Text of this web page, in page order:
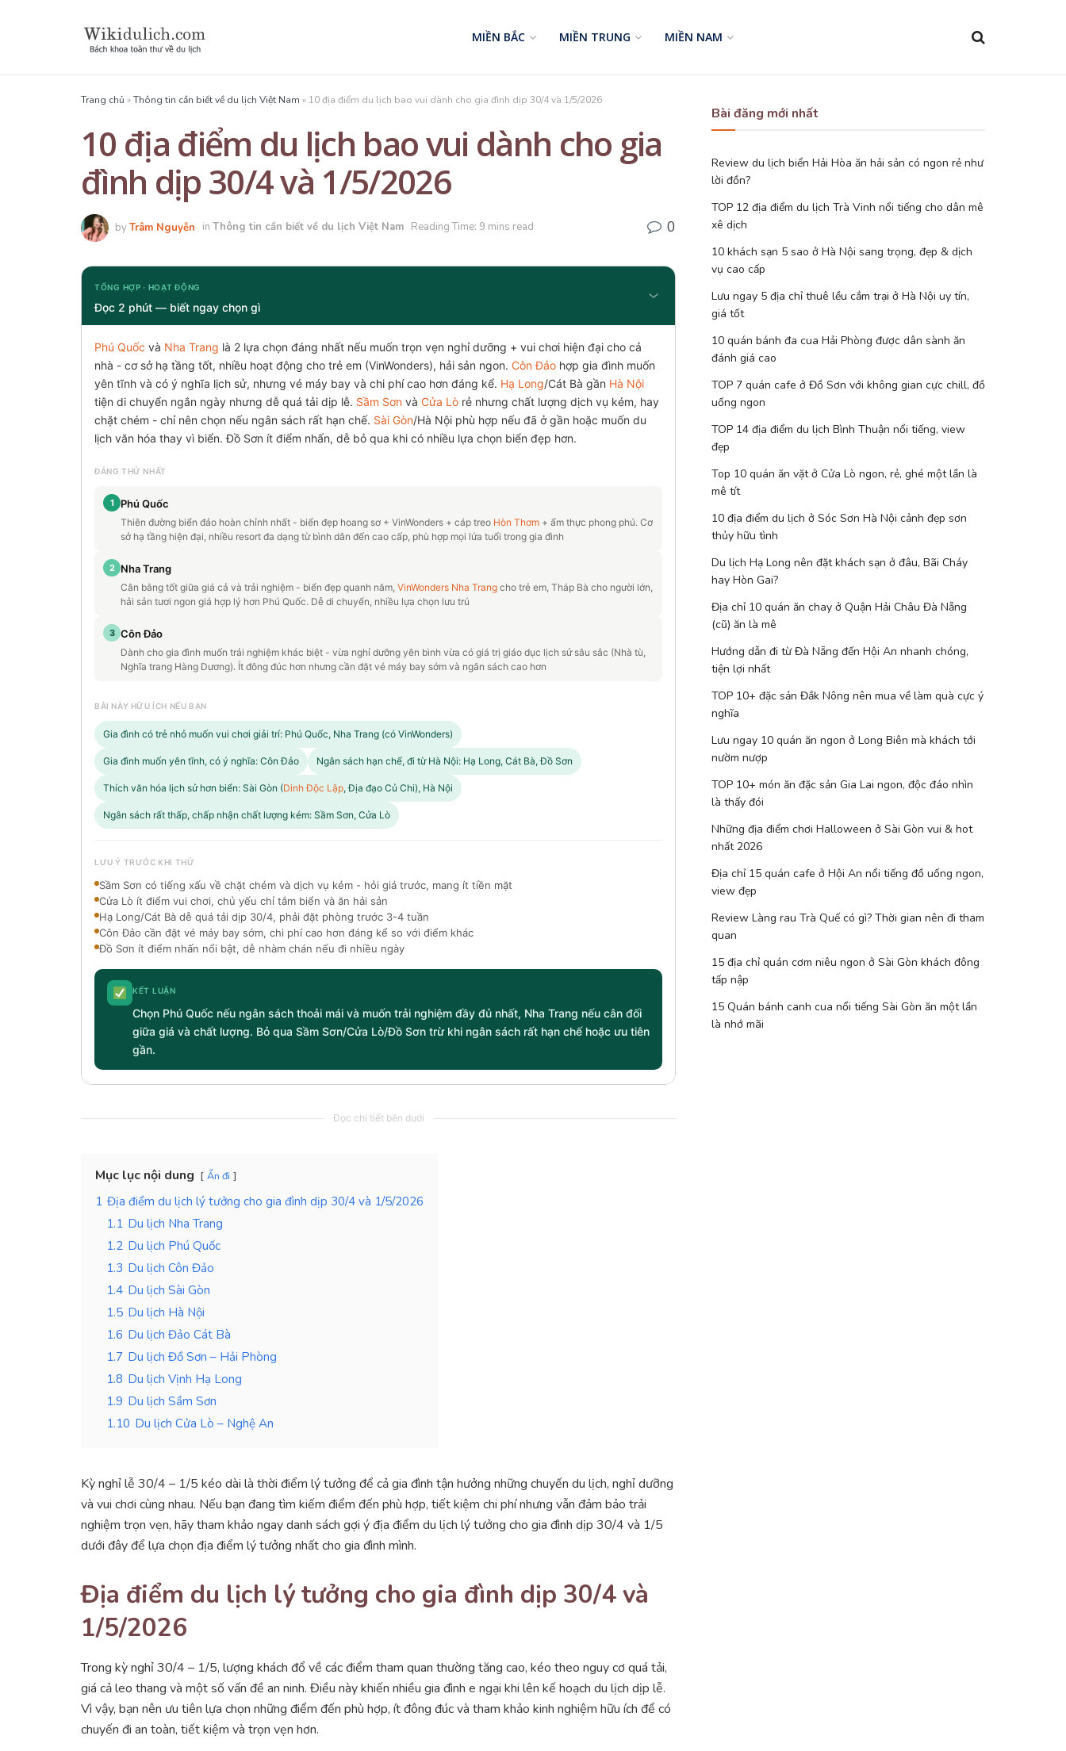
MIỀN BẮC MIỀN TRUNG MIỀN NAM
Trang chủ »Thông tin cần biết về du lịch Việt Nam » 10 địa điểm du lịch bao vui dành cho gia đình dịp 30/4 và 1/5/2026
10 địa điểm du lịch bao vui dành cho gia
đình dịp 30/4 và 1/5/2026
byTrâm Nguyễn in Thông tin cần biết về du lịch Việt Nam Reading Time: 9 mins read 0
TỔNG HỢP · HOẠT ĐỘNG
Đọc 2 phút — biết ngay chọn gì
Phú Quốc và Nha Trang là 2 lựa chọn đáng nhất nếu muốn trọn vẹn nghỉ dưỡng + vui chơi hiện đại cho cả
nhà - cơ sở hạ tầng tốt, nhiều hoạt động cho trẻ em (VinWonders), hải sản ngon. Côn Đảo hợp gia đình muốn
yên tĩnh và có ý nghĩa lịch sử, nhưng vé máy bay và chi phí cao hơn đáng kể. Hạ Long/Cát Bà gần Hà Nội
tiện di chuyển ngắn ngày nhưng dễ quá tải dịp lễ. Sầm Sơn và Cửa Lò rẻ nhưng chất lượng dịch vụ kém, hay
chặt chém - chỉ nên chọn nếu ngân sách rất hạn chế. Sài Gòn/Hà Nội phù hợp nếu đã ở gần hoặc muốn du
lịch văn hóa thay vì biển. Đồ Sơn ít điểm nhấn, dễ bỏ qua khi có nhiều lựa chọn biển đẹp hơn.
ĐÁNG THỬ NHẤT
1 Phú Quốc
Thiên đường biển đảo hoàn chỉnh nhất - biển đẹp hoang sơ + VinWonders + cáp treo Hòn Thơm + ẩm thực phong phú. Cơ
sở hạ tầng hiện đại, nhiều resort đa dạng từ bình dân đến cao cấp, phù hợp mọi lứa tuổi trong gia đình
2 Nha Trang
Cân bằng tốt giữa giá cả và trải nghiệm - biển đẹp quanh năm, VinWonders Nha Trang cho trẻ em, Tháp Bà cho người lớn,
hải sản tươi ngon giá hợp lý hơn Phú Quốc. Dễ di chuyển, nhiều lựa chọn lưu trú
3 Côn Đảo
Dành cho gia đình muốn trải nghiệm khác biệt - vừa nghỉ dưỡng yên bình vừa có giá trị giáo dục lịch sử sâu sắc (Nhà tù,
Nghĩa trang Hàng Dương). Ít đông đúc hơn nhưng cần đặt vé máy bay sớm và ngân sách cao hơn
BÀI NÀY HỮU ÍCH NẾU BẠN
Gia đình có trẻ nhỏ muốn vui chơi giải trí: Phú Quốc, Nha Trang (có VinWonders)
Gia đình muốn yên tĩnh, có ý nghĩa: Côn Đảo Ngân sách hạn chế, đi từ Hà Nội: Hạ Long, Cát Bà, Đồ Sơn
Thích văn hóa lịch sử hơn biển: Sài Gòn (Dinh Độc Lập, Địa đạo Củ Chi), Hà Nội
Ngân sách rất thấp, chấp nhận chất lượng kém: Sầm Sơn, Cửa Lò
LƯU Ý TRƯỚC KHI THỬ
Sầm Sơn có tiếng xấu về chặt chém và dịch vụ kém - hỏi giá trước, mang ít tiền mặt
Cửa Lò ít điểm vui chơi, chủ yếu chỉ tắm biển và ăn hải sản
Hạ Long/Cát Bà dễ quá tải dịp 30/4, phải đặt phòng trước 3-4 tuần
Côn Đảo cần đặt vé máy bay sớm, chi phí cao hơn đáng kể so với điểm khác
Đồ Sơn ít điểm nhấn nổi bật, dễ nhàm chán nếu đi nhiều ngày
KẾT LUẬN
Chọn Phú Quốc nếu ngân sách thoải mái và muốn trải nghiệm đầy đủ nhất, Nha Trang nếu cân đối
giữa giá và chất lượng. Bỏ qua Sầm Sơn/Cửa Lò/Đồ Sơn trừ khi ngân sách rất hạn chế hoặc ưu tiên
gần.
Đọc chi tiết bên dưới
Mục lục nội dung Ẩn đi
1 Địa điểm du lịch lý tưởng cho gia đình dịp 30/4 và 1/5/2026
1.1 Du lịch Nha Trang
1.2 Du lịch Phú Quốc
1.3 Du lịch Côn Đảo
1.4 Du lịch Sài Gòn
1.5 Du lịch Hà Nội
1.6 Du lịch Đảo Cát Bà
1.7 Du lịch Đồ Sơn – Hải Phòng
1.8 Du lịch Vịnh Hạ Long
1.9 Du lịch Sầm Sơn
1.10 Du lịch Cửa Lò – Nghệ An
Kỳ nghỉ lễ 30/4 – 1/5 kéo dài là thời điểm lý tưởng để cả gia đình tận hưởng những chuyến du lịch, nghỉ dưỡng
và vui chơi cùng nhau. Nếu bạn đang tìm kiếm điểm đến phù hợp, tiết kiệm chi phí nhưng vẫn đảm bảo trải
nghiệm trọn vẹn, hãy tham khảo ngay danh sách gợi ý địa điểm du lịch lý tưởng cho gia đình dịp 30/4 và 1/5
dưới đây để lựa chọn địa điểm lý tưởng nhất cho gia đình mình.
Địa điểm du lịch lý tưởng cho gia đình dịp 30/4 và
1/5/2026
Trong kỳ nghỉ 30/4 – 1/5, lượng khách đổ về các điểm tham quan thường tăng cao, kéo theo nguy cơ quá tải,
giá cả leo thang và một số vấn đề an ninh. Điều này khiến nhiều gia đình e ngại khi lên kế hoạch du lịch dịp lễ.
Vì vậy, bạn nên ưu tiên lựa chọn những điểm đến phù hợp, ít đông đúc và tham khảo kinh nghiệm hữu ích để có
chuyến đi an toàn, tiết kiệm và trọn vẹn hơn.
Bài đăng mới nhất
Review du lịch biển Hải Hòa ăn hải sản có ngon rẻ như
lời đồn?
TOP 12 địa điểm du lịch Trà Vinh nổi tiếng cho dân mê
xê dịch
10 khách sạn 5 sao ở Hà Nội sang trọng, đẹp & dịch
vụ cao cấp
Lưu ngay 5 địa chỉ thuê lều cắm trại ở Hà Nội uy tín,
giá tốt
10 quán bánh đa cua Hải Phòng được dân sành ăn
đánh giá cao
TOP 7 quán cafe ở Đồ Sơn với không gian cực chill, đồ
uống ngon
TOP 14 địa điểm du lịch Bình Thuận nổi tiếng, view
đẹp
Top 10 quán ăn vặt ở Cửa Lò ngon, rẻ, ghé một lần là
mê tít
10 địa điểm du lịch ở Sóc Sơn Hà Nội cảnh đẹp sơn
thủy hữu tình
Du lịch Hạ Long nên đặt khách sạn ở đâu, Bãi Cháy
hay Hòn Gai?
Địa chỉ 10 quán ăn chay ở Quận Hải Châu Đà Nẵng
(cũ) ăn là mê
Hướng dẫn đi từ Đà Nẵng đến Hội An nhanh chóng,
tiện lợi nhất
TOP 10+ đặc sản Đắk Nông nên mua về làm quà cực ý
nghĩa
Lưu ngay 10 quán ăn ngon ở Long Biên mà khách tới
nườm nượp
TOP 10+ món ăn đặc sản Gia Lai ngon, độc đáo nhìn
là thấy đói
Những địa điểm chơi Halloween ở Sài Gòn vui & hot
nhất 2026
Địa chỉ 15 quán cafe ở Hội An nổi tiếng đồ uống ngon,
view đẹp
Review Làng rau Trà Quế có gì? Thời gian nên đi tham
quan
15 địa chỉ quán cơm niêu ngon ở Sài Gòn khách đông
tấp nập
15 Quán bánh canh cua nổi tiếng Sài Gòn ăn một lần
là nhớ mãi